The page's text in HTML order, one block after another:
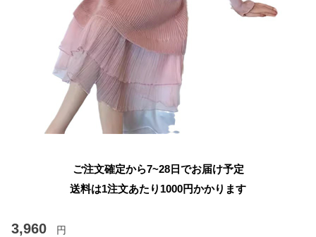
ご注文確定から7~28日でお届け予定
送料は1注文あたり 1000円かかります
3,960 円